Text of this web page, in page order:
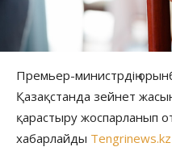
Премьер-министрдің
Қазақстанда зейнет
қарастыру жоспарланып
хабарлайды Tengrinews.kz